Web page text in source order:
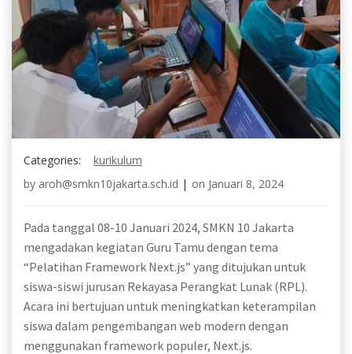
Categories:
kurikulum
by aroh@smkn10jakarta.sch.id | on Januari 8, 2024
Pada tanggal 08-10 Januari 2024, SMKN 10 Jakarta
mengadakan kegiatan Guru Tamu dengan tema
“Pelatihan Framework Next.js” yang ditujukan untuk
siswa-siswi jurusan Rekayasa Perangkat Lunak (RPL).
Acara ini bertujuan untuk meningkatkan keterampilan
siswa dalam pengembangan web modern dengan
menggunakan framework populer, Next.js.